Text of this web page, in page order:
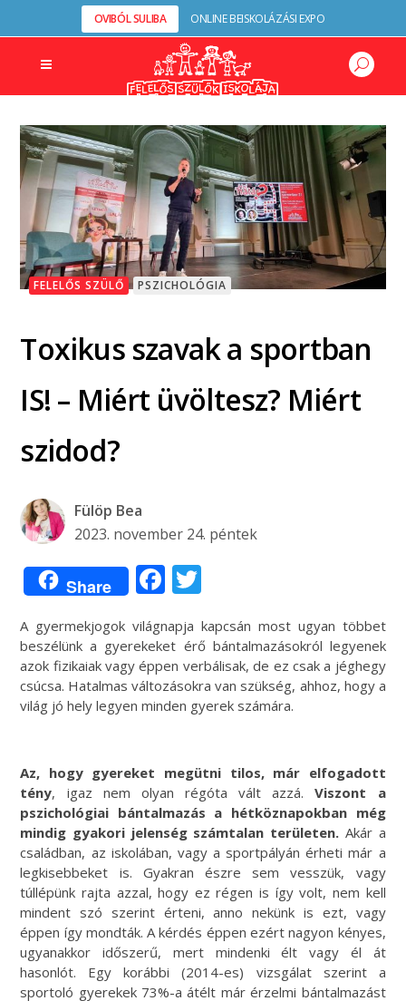
OVIBÓL SULIBA ONLINE BEISKOLÁZÁSI EXPO
FELELŐS SZÜLŐ PSZICHOLÓGIA
Toxikus szavak a sportban
IS! – Miért üvöltesz? Miért
szidod?
Fülöp Bea
2023. november 24. péntek
Share Facebook
A gyermekjogok világnapja kapcsán most ugyan többet
beszélünk a gyerekeket érő bántalmazásokról legyenek
azok fizikaiak vagy éppen verbálisak, de ez csak a jéghegy
csúcsa. Hatalmas változásokra van szükség, ahhoz, hogy a
világ jó hely legyen minden gyerek számára.
Az, hogy gyereket megütni tilos, már elfogadott
tény, igaz nem olyan régóta vált azzá.Viszont a
pszichológiai bántalmazás a hétköznapokban még
mindig gyakori jelenség számtalan területen. Akár a
családban, az iskolában, vagy a sportpályán érheti már a
legkisebbeket is. Gyakran észre sem vesszük, vagy
túllépünk rajta azzal, hogy ez régen is így volt, nem kell
mindent szó szerint érteni, anno nekünk is ezt, vagy
éppen így mondták. A kérdés éppen ezért nagyon kényes,
ugyanakkor időszerű, mert mindenki élt vagy él át
hasonlót. Egy korábbi (2014-es) vizsgálat szerint a
sportoló gyerekek 73%-a átélt már érzelmi bántalmazást